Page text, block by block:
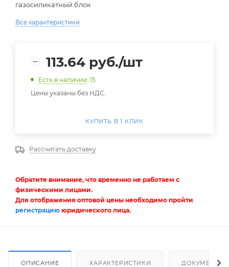
газосиликатный блок
Все характеристики
113.64 руб./шт
Есть в наличии: 15
Цены указаны без НДС.
КУПИТЬ В 1 КЛИК
Рассчитать доставку
Обратите внимание, что временно не работаем с
физическими лицами.
Для отображения оптовой цены необходимо пройти
регистрацию юридического лица.
ОПИСАНИЕ ХАРАКТЕРИСТИКИ ДОКУМЕНТЫ